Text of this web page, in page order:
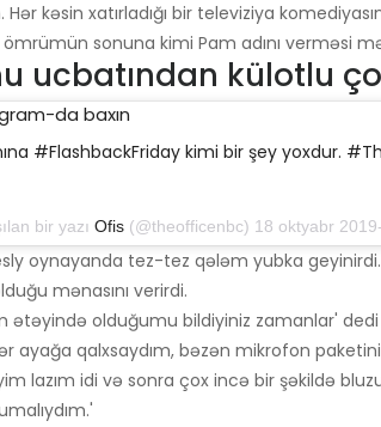
kəsin xatırladığı bir televiziya
sonuna kimi Pam adını verməsi
ucbatından külotlu
da baxın
#FlashbackFriday kimi bir şey yoxdur.
bir yazı Ofis (@theofficenbc) 18 oktyabr 2019-cu il tarixdə saat
oynayanda tez-tez qələm yubka
mənasını verirdi.
ətəyində olduğumu bildiyiniz zamanlar'
ayağa qalxsaydım, bəzən mikrofon
lazım idi və sonra çox incə bir şəkildə